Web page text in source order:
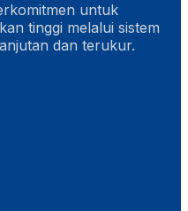
untuk
tinggi melalui sistem
dan terukur.